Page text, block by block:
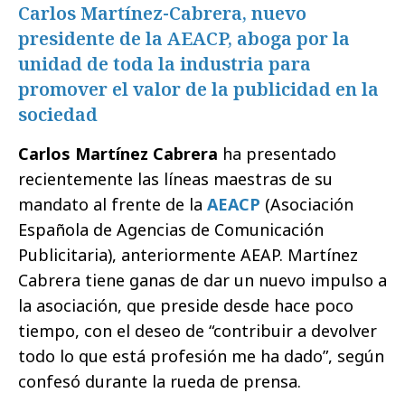
Carlos Martínez-Cabrera, nuevo
presidente de la AEACP, aboga por la
unidad de toda la industria para
promover el valor de la publicidad en la
sociedad
Carlos Martínez Cabrera ha presentado
recientemente las líneas maestras de su
mandato al frente de la AEACP (Asociación
Española de Agencias de Comunicación
Publicitaria), anteriormente AEAP. Martínez
Cabrera tiene ganas de dar un nuevo impulso a
la asociación, que preside desde hace poco
tiempo, con el deseo de “contribuir a devolver
todo lo que está profesión me ha dado”, según
confesó durante la rueda de prensa.